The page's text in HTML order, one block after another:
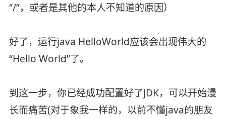
“/”，或者是其他的本人不知道的原因）
好了，运行java HelloWorld应该会出现伟大的
“Hello World”了。
到这一步，你已经成功配置好了JDK，可以开始漫
长而痛苦(对于象我一样的，以前不懂java的朋友